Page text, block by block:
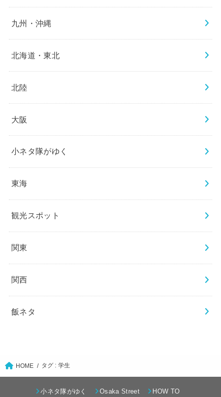
九州・沖縄
北海道・東北
北陸
大阪
小ネタ隊がゆく
東海
観光スポット
関東
関西
飯ネタ
HOME タグ : 学生
小ネタ隊がゆく Osaka Street HOW TO